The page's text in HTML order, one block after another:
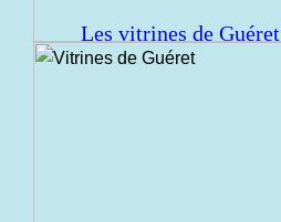
Les vitrines de Guéret